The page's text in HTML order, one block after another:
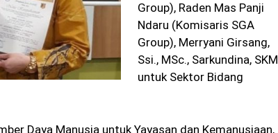
Group), Raden Mas Panji
Ndaru (Komisaris SGA
Group), Merryani Girsang,
Ssi., MSc., Sarkundina, SKM
untuk Sektor Bidang
Daya Manusia untuk Yayasan dan Kemanusiaan,